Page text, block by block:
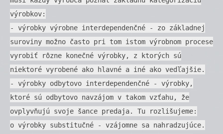
výrobkov:
- výrobky výrobne interdependenčné - zo základnej
suroviny možno často pri tom istom výrobnom procese
vyrobiť rôzne konečné výrobky, z ktorých sú
niektoré vyrobené ako hlavné a iné ako vedľajšie.
- výrobky odbytovo interdependenčné - výrobky,
ktoré sú odbytovo navzájom v takom vzťahu, že
ovplyvňujú svoje šance predaja. Tu rozlišujeme:
o výrobky substitučné - vzájomne sa nahradzujúce.